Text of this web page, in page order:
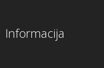
Informacija